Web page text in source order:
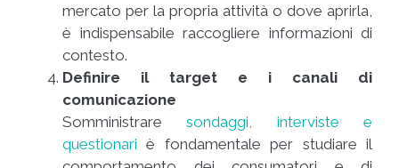
mercato per la propria attività o dove aprirla,
è indispensabile raccogliere informazioni di
contesto.
Definire il target e i canali di
comunicazione
Somministraresondaggi, interviste e
questionari è fondamentale per studiare il